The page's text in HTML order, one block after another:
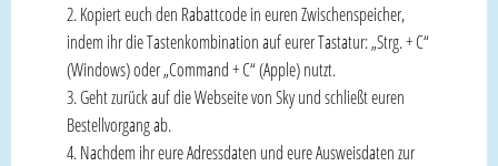
Kopiert euch den Rabattcode in euren Zwischenspeicher,
indem ihr die Tastenkombination auf eurer Tastatur: „Strg. + C“
(Windows) oder „Command + C“ (Apple) nutzt.
Geht zurück auf die Webseite von Sky und schließt euren
Bestellvorgang ab.
Nachdem ihr eure Adressdaten und eure Ausweisdaten zur